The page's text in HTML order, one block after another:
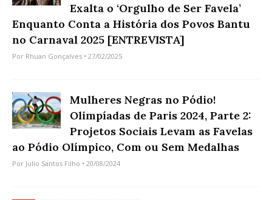
Exalta o ‘Orgulho de Ser Favela’
Enquanto Conta a História dos Povos Bantu
no Carnaval 2025 [ENTREVISTA]
Por Rhuan Gonçalves • 27/02/2025
Mulheres Negras no Pódio!
Olimpíadas de Paris 2024, Parte 2:
Projetos Sociais Levam as Favelas
ao Pódio Olímpico, Com ou Sem Medalhas
Por Julio Santos Filho • 20/08/2024